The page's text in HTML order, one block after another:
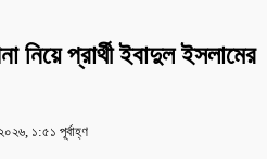
নিয়ে প্রার্থী ইবাদুল ইসলামের
১:৫১ পূর্বাহ্ণ